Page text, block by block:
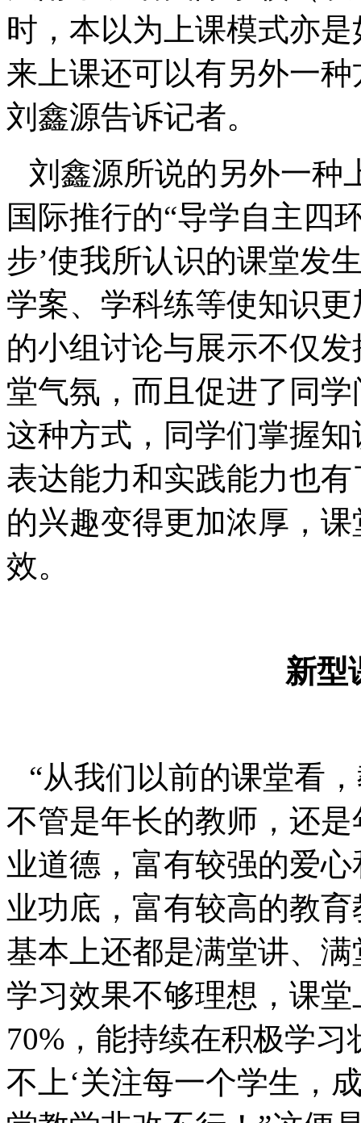
时，本以为上课模式亦
来上课还可以有另外一种
刘鑫源告诉记者。
刘鑫源所说的另外一种
国际推行的“导学自主四
步’使我所认识的课堂发
学案、学科练等使知识
的小组讨论与展示不仅
堂气氛，而且促进了同
这种方式，同学们掌握
表达能力和实践能力也
的兴趣变得更加浓厚，
效。
新型
“从我们以前的课堂看
不管是年长的教师，还
业道德，富有较强的爱
业功底，富有较高的教
基本上还都是满堂讲、
学习效果不够理想，课
70% ，能持续在积极学
不上‘关注每一个学生，